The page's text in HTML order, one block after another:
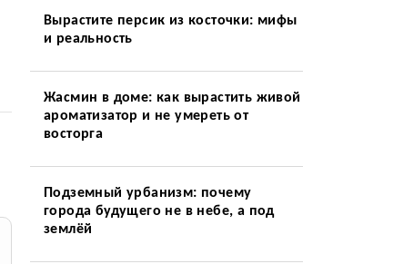
Вырастите персик из косточки: мифы
и реальность
Жасмин в доме: как вырастить живой
ароматизатор и не умереть от
восторга
Подземный урбанизм: почему
города будущего не в небе, а под
землёй